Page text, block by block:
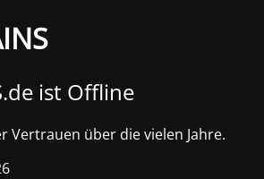
ist Offline
Vertrauen über die vielen Jahre.